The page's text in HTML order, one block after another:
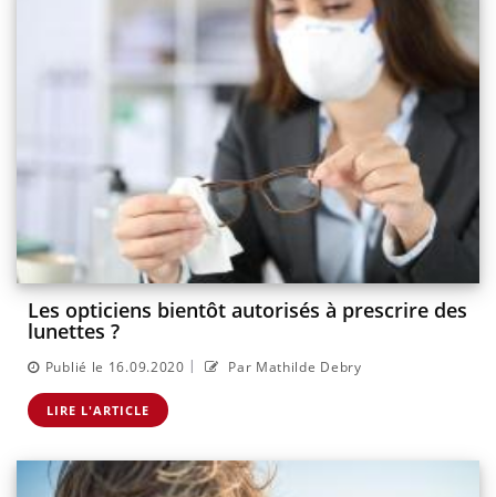
Les opticiens bientôt autorisés à prescrire des
lunettes ?
Publié le 16.09.2020 | Par Mathilde Debry
LIRE L'ARTICLE